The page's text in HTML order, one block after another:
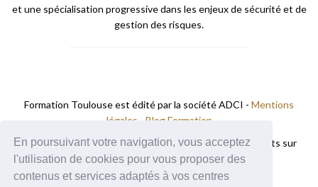
En poursuivant votre navigation, vous acceptez
l'utilisation de cookies pour vous proposer des
contenus et services adaptés à vos centres
et une spécialisation progressive dans les enjeux de sécurité et de
gestion des risques.
Formation Toulouse est édité par la société ADCI - Mentions
légales
Blog Formation
Lescentres de formationetécoles de commerceprésents sur
Formation A Toulouse.
Vous trouverez des formations à